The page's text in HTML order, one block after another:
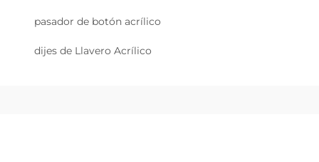
pasador de botón acrílico
dijes de Llavero Acrílico